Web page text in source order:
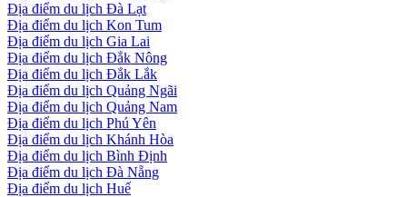
Địa điểm du lịch Đà Lạt
Địa điểm du lịch Kon Tum
Địa điểm du lịch Gia Lai
Địa điểm du lịch Đắk Nông
Địa điểm du lịch Đắk Lắk
Địa điểm du lịch Quảng Ngãi
Địa điểm du lịch Quảng Nam
Địa điểm du lịch Phú Yên
Địa điểm du lịch Khánh Hòa
Địa điểm du lịch Bình Định
Địa điểm du lịch Đà Nẵng
Địa điểm du lịch Huế